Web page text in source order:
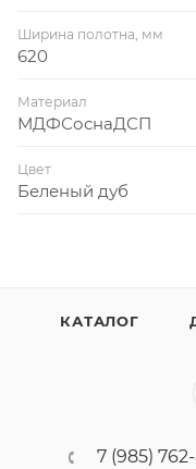
Ширина полотна, мм
620
Материал
МДФСоснаДСП
Цвет
Беленый дуб
КАТАЛОГ
7 (985)